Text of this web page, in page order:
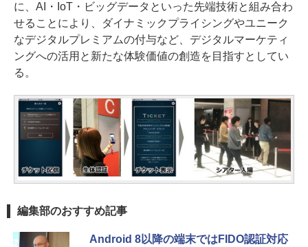
に、AI・IoT・ビッグデータといった先端技術と組み合わ
せることにより、ダイナミックプライシングやユニーク
なデジタルプレミアムの付与など、デジタルマーケティ
ングへの活用と新たな体験価値の創造を目指すとしてい
る。
編集部のおすすめ記事
Android 8以降の端末ではFIDO認証対応